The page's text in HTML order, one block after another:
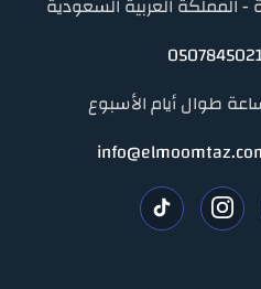
- المملكة العربية السعودية
تابعنا
تابعنا